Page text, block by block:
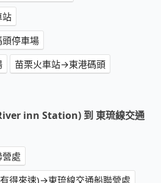
站
停車場
苗栗火車站→東港碼頭
inn Station) 到 東琉線交通
處
得來速)→東琉線交通船聯營處